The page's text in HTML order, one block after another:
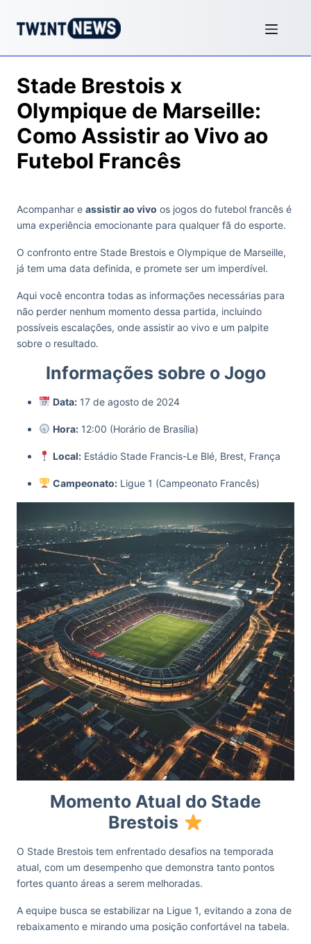
Stade Brestois x
Olympique de Marseille:
Como Assistir ao Vivo ao
Futebol Francês
Acompanhar e assistir ao vivo os jogos do futebol francês é
uma experiência emocionante para qualquer fã do esporte.
O confronto entre Stade Brestois e Olympique de Marseille,
já tem uma data definida, e promete ser um imperdível.
Aqui você encontra todas as informações necessárias para
não perder nenhum momento dessa partida, incluindo
possíveis escalações, onde assistir ao vivo e um palpite
sobre o resultado.
Informações sobre o Jogo
Data:17 de agosto de 2024
Hora:12:00 (Horário de Brasília)
Local:Estádio Stade Francis-Le Blé, Brest, França
Campeonato:Ligue 1 (Campeonato Francês)
Momento Atual do Stade
Brestois
O Stade Brestois tem enfrentado desafios na temporada
atual, com um desempenho que demonstra tanto pontos
fortes quanto áreas a serem melhoradas.
A equipe busca se estabilizar na Ligue 1, evitando a zona de
rebaixamento e mirando uma posição confortável na tabela.